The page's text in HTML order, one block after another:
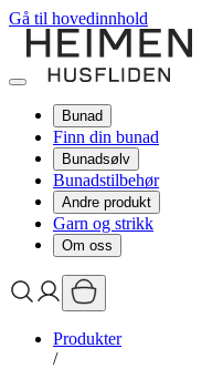
Gå til hovedinnhold
Bunad
Finn din bunad
Bunadsølv
Bunadstilbehør
Andre produkt
Garn og strikk
Om oss
Produkter
/